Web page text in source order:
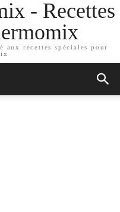
- Recettes
aux recettes spéciales pour